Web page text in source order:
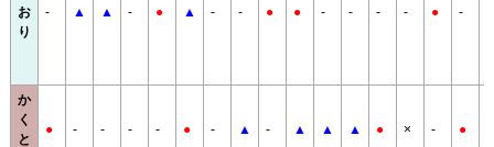
お
り
- ▲ ▲ - ● ▲ - - ● ● - - - - ● -
か
く
と
● - - - - ● - ▲ - ▲ ▲ ▲ ● × - ●